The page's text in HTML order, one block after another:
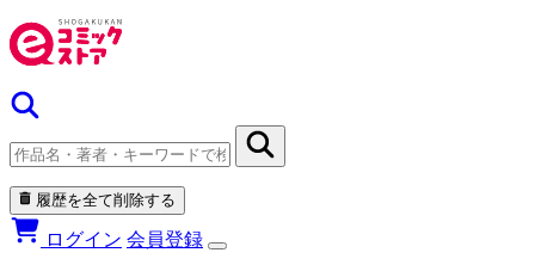
履歴を全て削除する
ログイン 会員登録